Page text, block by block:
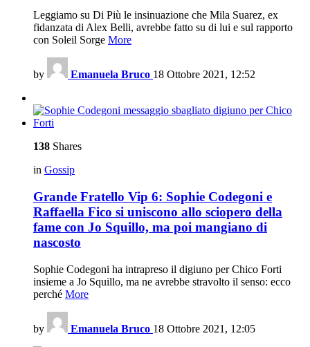
Leggiamo su Di Più le insinuazione che Mila Suarez, ex
fidanzata di Alex Belli, avrebbe fatto su di lui e sul rapporto
con Soleil Sorge More
by Emanuela Bruco 18 Ottobre 2021, 12:52
138 Shares
in Gossip
Grande Fratello Vip 6: Sophie Codegoni e
Raffaella Fico si uniscono allo sciopero della
fame con Jo Squillo, ma poi mangiano di
nascosto
Sophie Codegoni ha intrapreso il digiuno per Chico Forti
insieme a Jo Squillo, ma ne avrebbe stravolto il senso: ecco
perché More
by Emanuela Bruco 18 Ottobre 2021, 12:05